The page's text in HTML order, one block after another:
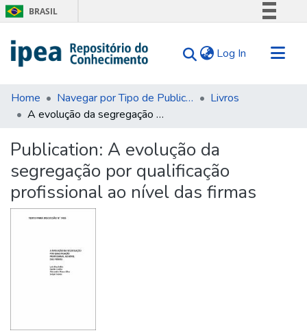
BRASIL
Comunica BR
Acesso à informação
Log In (current)
Communities & Collections
Search for
Statistics
About Us
Home Navegar por Tipo de Publicação
Livros
A evolução da segregação por qualificação profissional ao nível das firmas
Publication: A evolução da
segregação por qualificação
profissional ao nível das firmas